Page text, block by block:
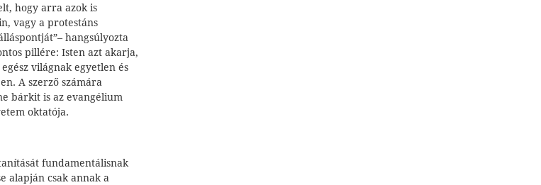
hogy arra azok is
vagy a protestáns
hangsúlyozta
pillére: Isten azt akarja,
világnak egyetlen és
A szerző számára
bárkit is az evangélium
oktatója.
fundamentálisnak
alapján csak annak a